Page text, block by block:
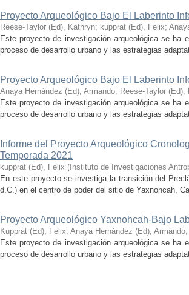
Proyecto Arqueológico Bajo El Laberinto
Reese-Taylor (Ed), Kathryn; kupprat (Ed), Felix;
Este proyecto de investigación arqueológica se ha
proceso de desarrollo urbano y las estrategias
Proyecto Arqueológico Bajo El Laberinto
Anaya Hernández (Ed), Armando; Reese-Taylor (Ed),
Este proyecto de investigación arqueológica se ha
proceso de desarrollo urbano y las estrategias
Informe del Proyecto Arqueológico
Temporada 2021
kupprat (Ed), Felix ( Instituto de Investigaciones
En este proyecto se investiga la transición del
d.C.) en el centro de poder del sitio de Yaxnohcah,
Proyecto Arqueológico Yaxnohcah-Bajo
Kupprat (Ed), Felix; Anaya Hernández (Ed), Armando;
Este proyecto de investigación arqueológica se ha
proceso de desarrollo urbano y las estrategias